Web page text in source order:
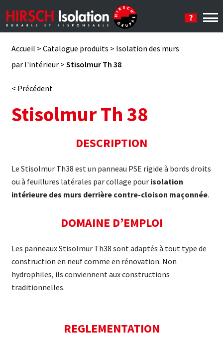
Accueil > Catalogue produits > Isolation des murs
par l'intérieur > Stisolmur Th 38
< Précédent
Stisolmur Th 38
DESCRIPTION
Le Stisolmur Th38 est un panneau PSE rigide à bords droits
ou à feuillures latérales par collage pour isolation
intérieure des murs derrière contre-cloison maçonnée.
DOMAINE D’EMPLOI
Les panneaux Stisolmur Th38 sont adaptés à tout type de
construction en neuf comme en rénovation. Non
hydrophiles, ils conviennent aux constructions
traditionnelles.
REGLEMENTATION